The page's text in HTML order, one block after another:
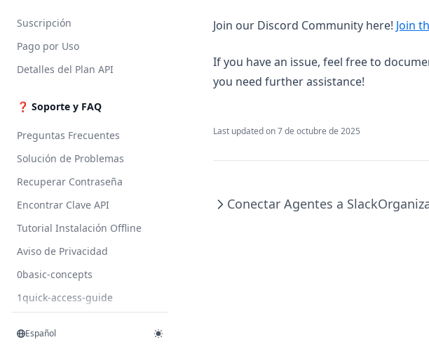
Suscripción
Pago por Uso
Detalles del Plan API
❓ Soporte y FAQ
Preguntas Frecuentes
Solución de Problemas
Recuperar Contraseña
Encontrar Clave API
Tutorial Instalación Offline
Aviso de Privacidad
0basic-concepts
1quick-access-guide
Español
Join our Discord Community here! Join
If you have an issue, feel free to
you need further assistance!
Last updated on7 de octubre de 2025
Conectar Agentes a Slack